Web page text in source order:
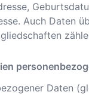
Auch Daten
Daten